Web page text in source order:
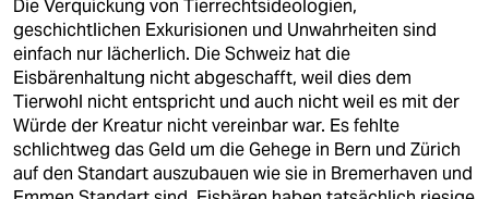
Die Verquickung von Tierrechtsideologien,
geschichtlichen Exkurisionen und Unwahrheiten sind
einfach nur lächerlich. Die Schweiz hat die
Eisbärenhaltung nicht abgeschafft, weil dies dem
Tierwohl nicht entspricht und auch nicht weil es mit der
Würde der Kreatur nicht vereinbar war. Es fehlte
schlichtweg das Geld um die Gehege in Bern und Zürich
auf den Standart auszubauen wie sie in Bremerhaven und